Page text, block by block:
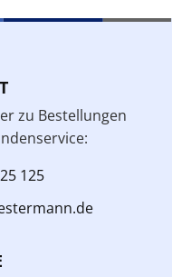
zu Bestellungen
125